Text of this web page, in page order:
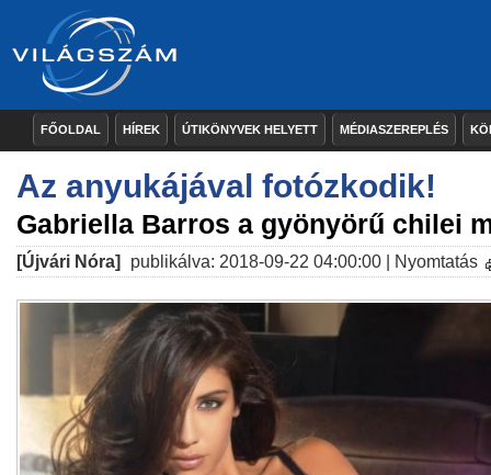
FŐOLDAL HÍREK ÚTIKÖNYVEK HELYETT MÉDIASZEREPLÉS
Az anyukájával fotózkodik!
Gabriella Barros a gyönyörű chilei
[Újvári Nóra] publikálva: 2018-09-22 04:00:00 | Nyomtatás